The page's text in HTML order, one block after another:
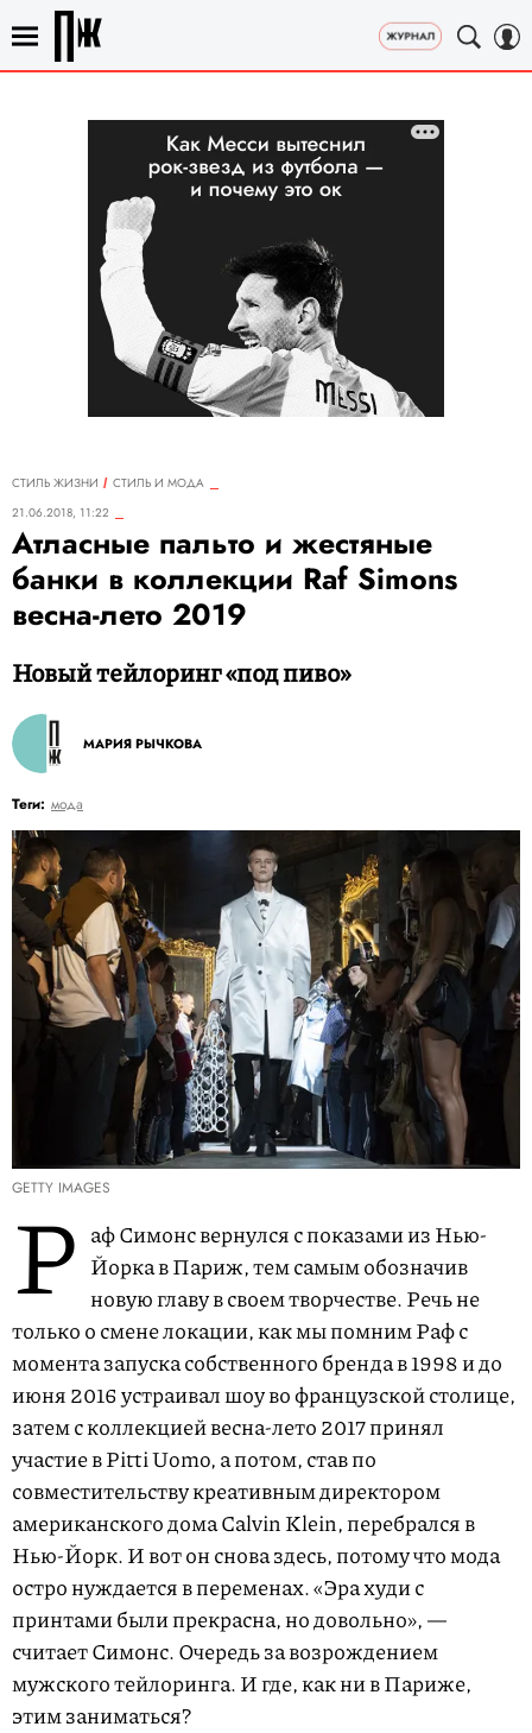
СТИЛЬ ЖИЗНИ
СТИЛЬ И МОДА
21.06.2018, 11:22
Атласные пальто и жестяные
банки в коллекции Raf Simons
весна-лето 2019
Новый тейлоринг «под пиво»
МАРИЯ РЫЧКОВА
Теги: мода
GETTY IMAGES
Р аф Симонс вернулся с показами из Нью-
Йорка в Париж, тем самым обозначив
новую главу в своем творчестве. Речь не
только о смене локации, как мы помним Раф с
момента запуска собственного бренда в 1998 и до
июня 2016 устраивал шоу во французской столице,
затем с коллекцией весна-лето 2017 принял
участие в Pitti Uomo, а потом, став по
совместительству креативным директором
американского дома Calvin Klein, перебрался в
Нью-Йорк. И вот он снова здесь, потому что мода
остро нуждается в переменах. «Эра худи с
принтами были прекрасна, но довольно», —
считает Симонс. Очередь за возрождением
мужского тейлоринга. И где, как ни в Париже,
этим заниматься?